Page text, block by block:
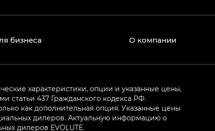
бизнеса О компании
характеристики, опции и указанные цены,
статьи 437 Гражданского кодекса РФ.
как дополнительная опция. Указанные цены
дилеров. Актуальную информацию о
дилеров EVOLUTE.